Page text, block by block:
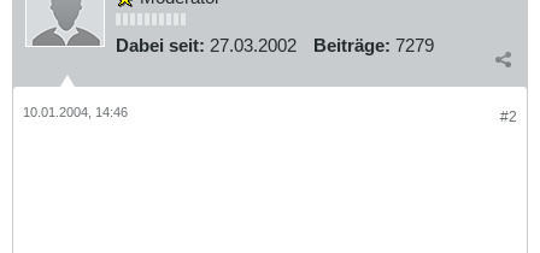
Dabei seit: 27.03.2002 Beiträge: 7279
#2
10.01.2004, 14:46